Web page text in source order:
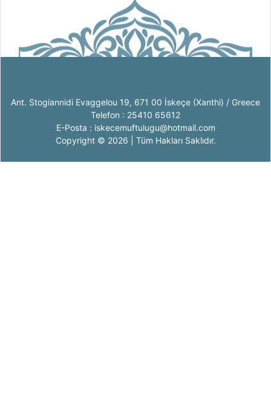
Ant. Stogiannidi Evaggelou 19, 671 00 İskeçe (Xanthi) / Greece
Telefon : 25410 65612
E-Posta : iskecemuftulugu@hotmail.com
Copyright © 2026 | Tüm Hakları Saklıdır.